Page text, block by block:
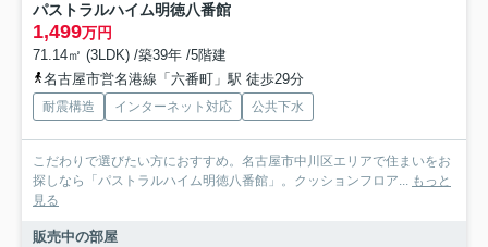
パストラルハイム明徳八番館
1,499万円
71.14㎡ (3LDK) /築39年 /5階建
名古屋市営名港線「六番町」駅 徒歩29分
耐震構造 インターネット対応 公共下水
こだわりで選びたい方におすすめ。名古屋市中川区エリアで住まいをお
探しなら「パストラルハイム明徳八番館」。クッションフロア... もっと
見る
販売中の部屋